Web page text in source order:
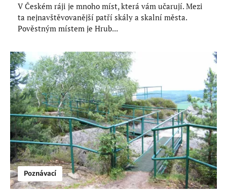
V Českém ráji je mnoho míst, která vám učarují. Mezi
ta nejnavštěvovanější patří skály a skalní města.
Pověstným místem je Hrub...
Poznávací